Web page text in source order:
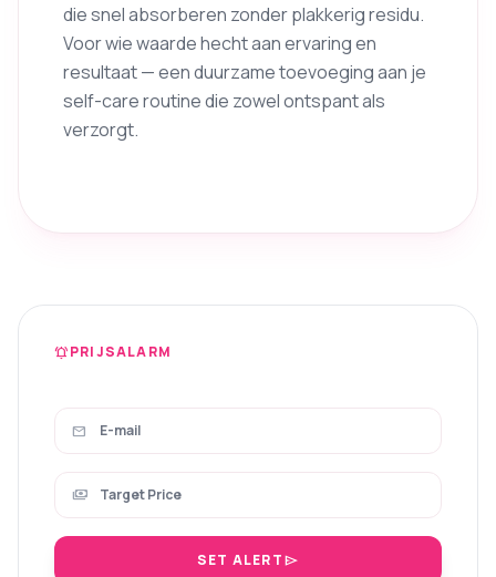
die snel absorberen zonder plakkerig residu.
Voor wie waarde hecht aan ervaring en
resultaat — een duurzame toevoeging aan je
self-care routine die zowel ontspant als
verzorgt.
notifications_activePRIJSALARM
mail
payments
SET ALERTsend